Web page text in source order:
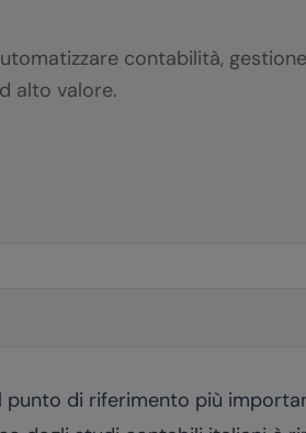
contabilità,
alto valore.
punto di riferimento più